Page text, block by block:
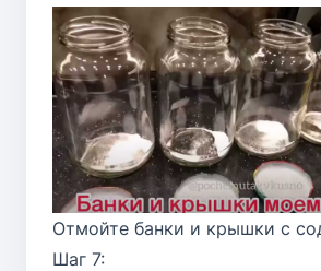
Отмойте банки и крышки с
Шаг 7: